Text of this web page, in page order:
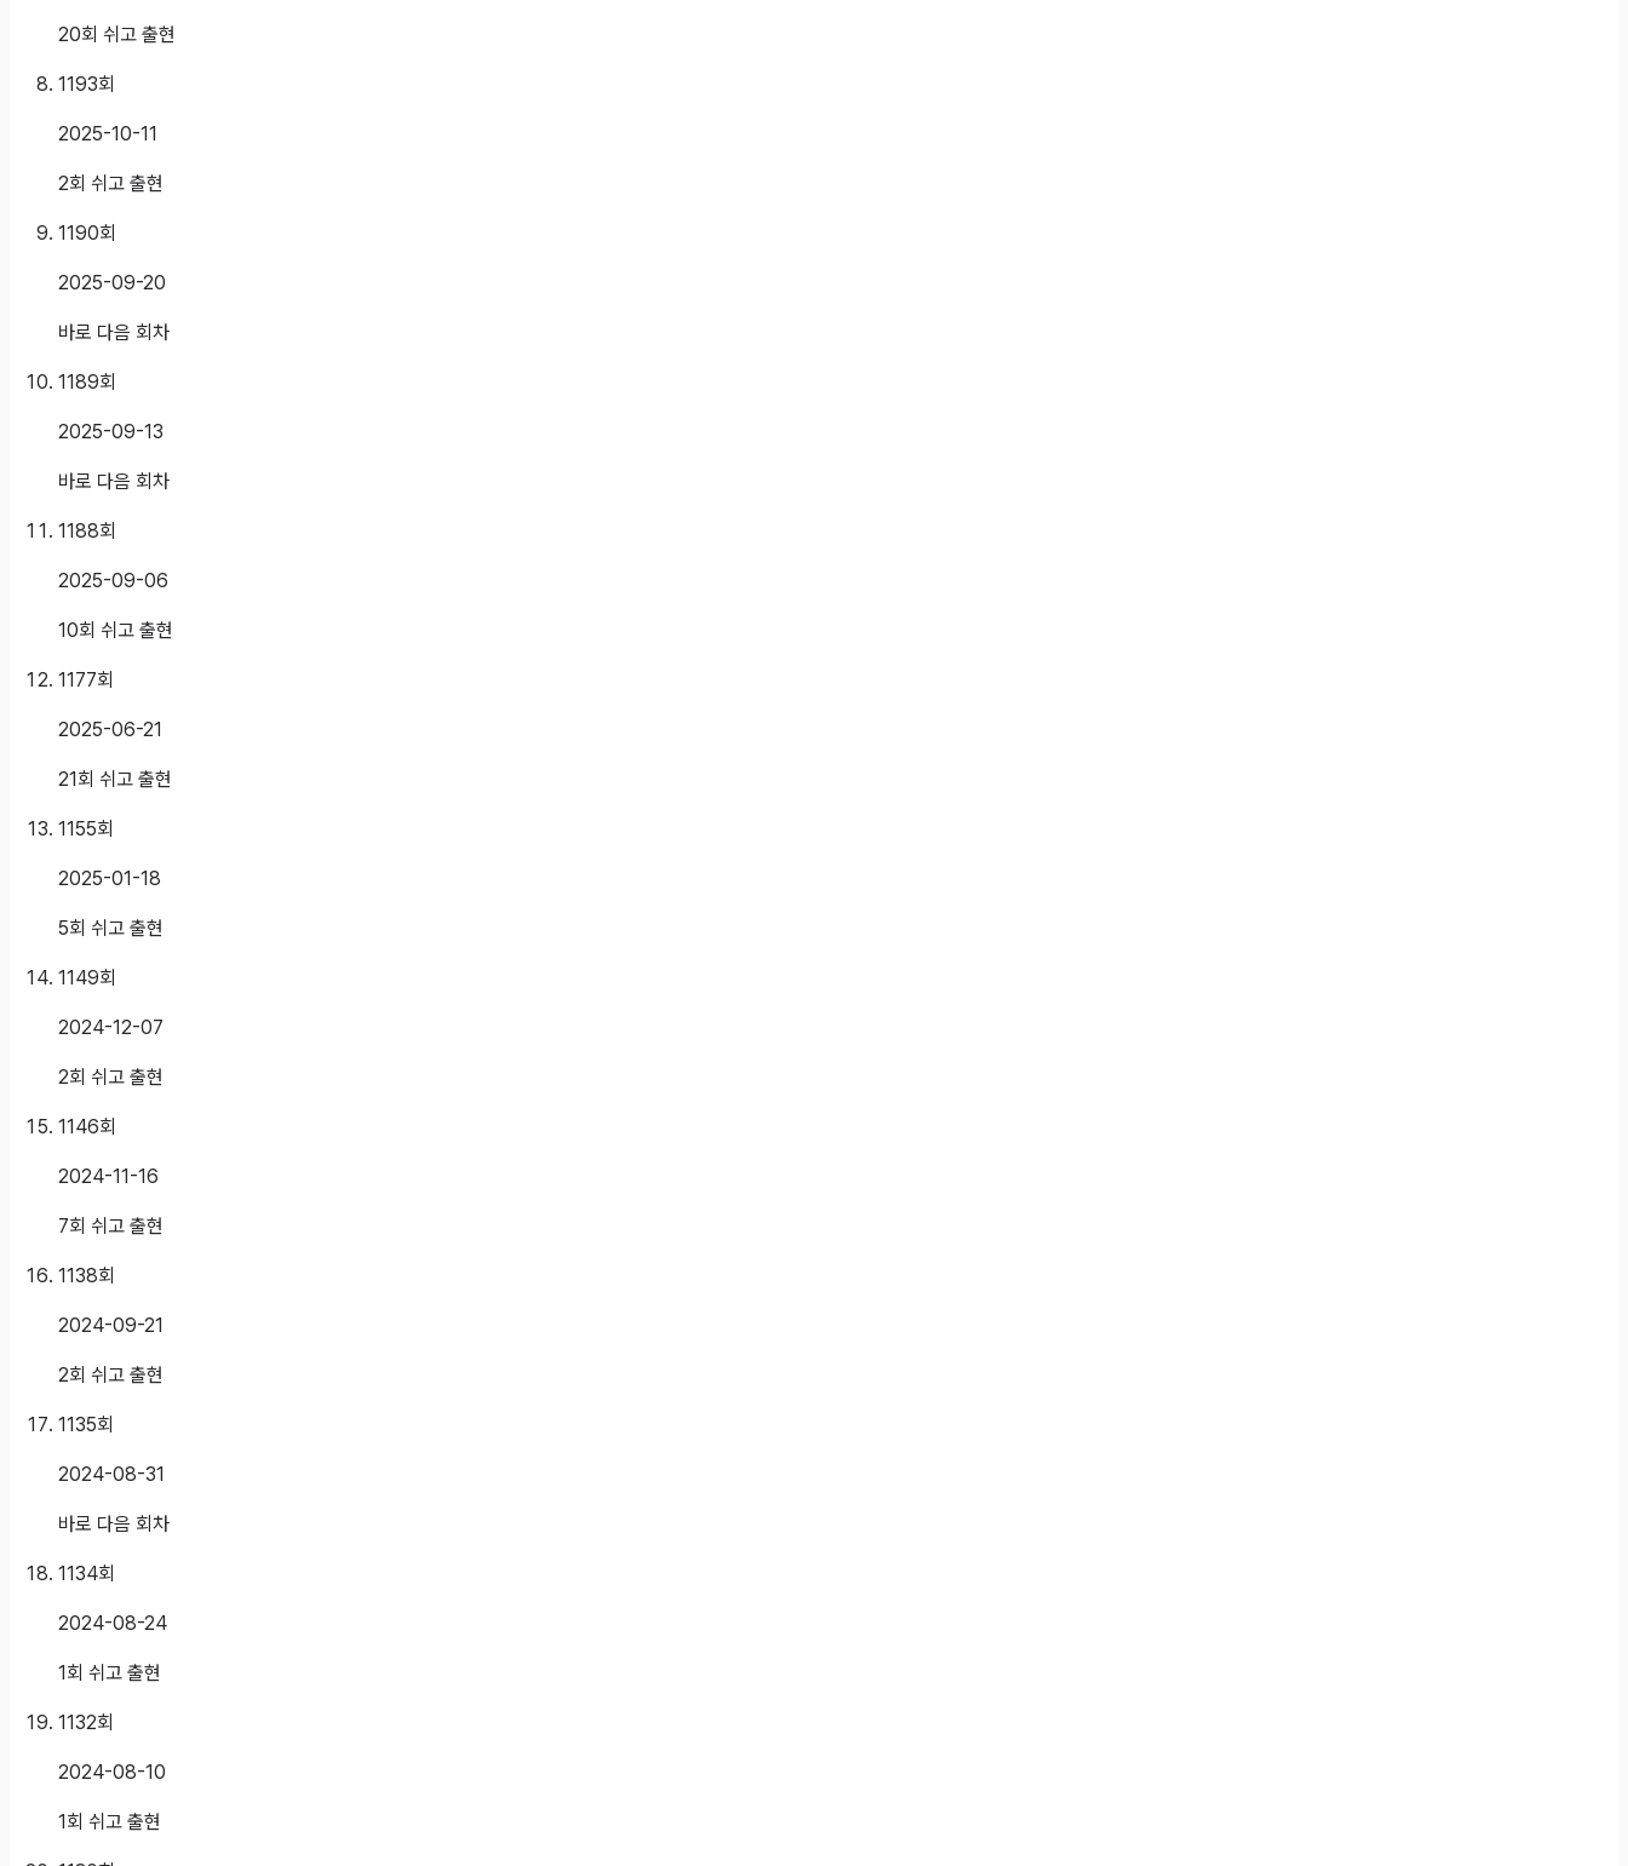
20회 쉬고 출현
1193회
2025-10-11
2회 쉬고 출현
1190회
2025-09-20
바로 다음 회차
1189회
2025-09-13
바로 다음 회차
1188회
2025-09-06
10회 쉬고 출현
1177회
2025-06-21
21회 쉬고 출현
1155회
2025-01-18
5회 쉬고 출현
1149회
2024-12-07
2회 쉬고 출현
1146회
2024-11-16
7회 쉬고 출현
1138회
2024-09-21
2회 쉬고 출현
1135회
2024-08-31
바로 다음 회차
1134회
2024-08-24
1회 쉬고 출현
1132회
2024-08-10
1회 쉬고 출현